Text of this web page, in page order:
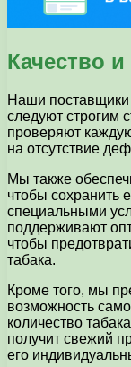
Качество
Наши поставщики
следуют строгим
проверяют
на отсутствие
Мы также
чтобы сохранить
специальными
поддерживают
чтобы
табака.
Кроме того, мы
возможность
количество
получит свежий
его